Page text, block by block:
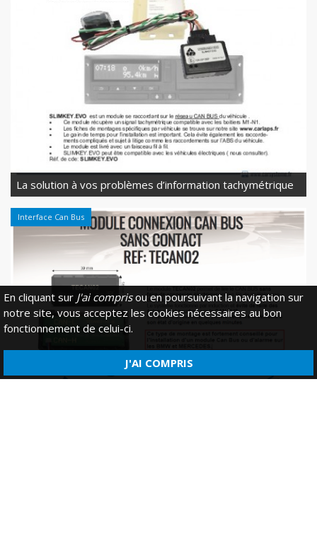
En cliquant sur J'ai comprisou en poursuivant la navigation sur
notre site, vous acceptez les cookies nécessaires au bon
fonctionnement de celui-ci.
J'AI COMPRIS
La solution à vos problèmes d’information tachymétrique
Interface Can Bus